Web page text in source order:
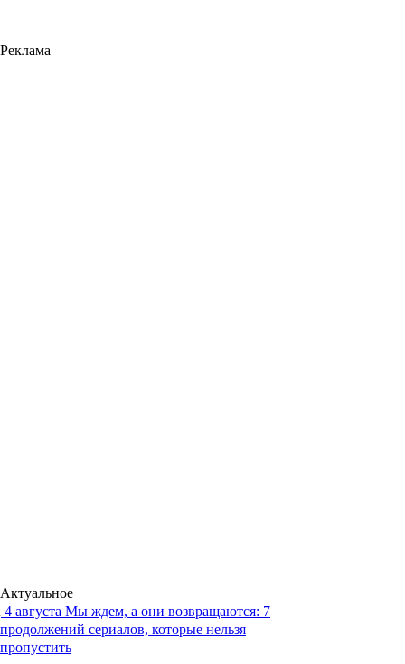
Реклама
Актуальное
4 августа Мы ждем, а они возвращаются: 7
продолжений сериалов, которые нельзя
пропустить